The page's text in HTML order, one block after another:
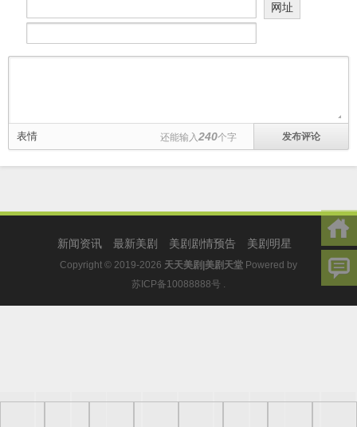
网址
表情 还能输入240个字
新闻资讯 最新美剧 美剧剧情预告 美剧明星
Copyright © 2019-2026 天天美剧|美剧天堂 Powered by
苏ICP备10088888号